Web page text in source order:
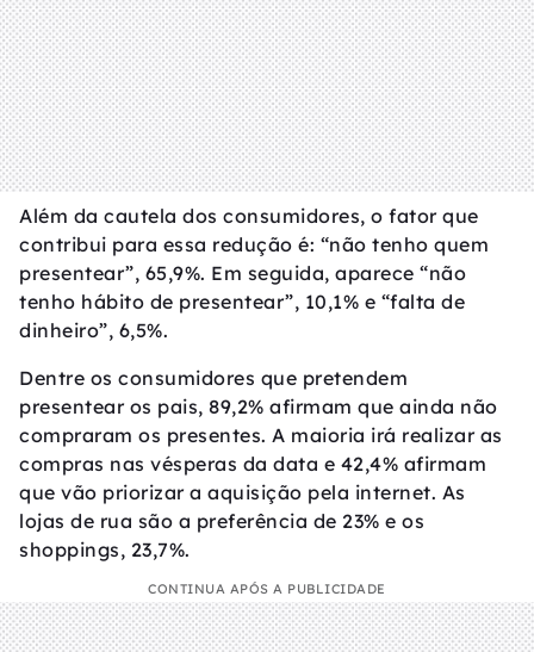
Além da cautela dos consumidores, o fator que
contribui para essa redução é: “não tenho quem
presentear”, 65,9%. Em seguida, aparece “não
tenho hábito de presentear”, 10,1% e “falta de
dinheiro”, 6,5%.
Dentre os consumidores que pretendem
presentear os pais, 89,2% afirmam que ainda não
compraram os presentes. A maioria irá realizar as
compras nas vésperas da data e 42,4% afirmam
que vão priorizar a aquisição pela internet. As
lojas de rua são a preferência de 23% e os
shoppings, 23,7%.
CONTINUA APÓS A PUBLICIDADE